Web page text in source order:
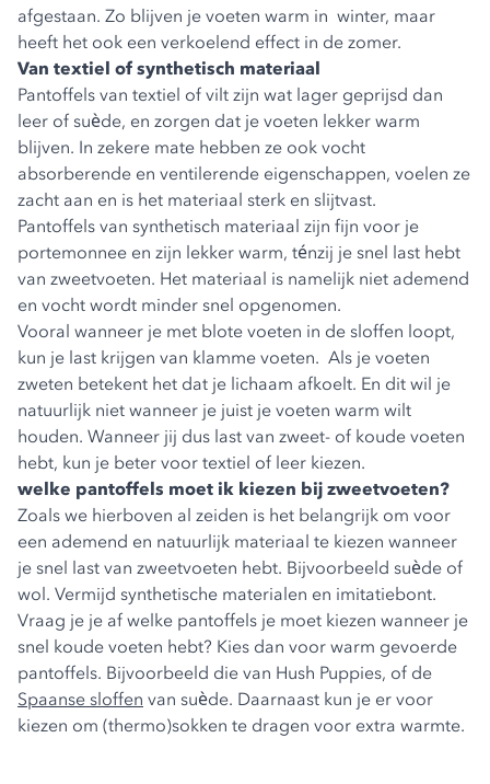
afgestaan. Zo blijven je voeten warm in winter, maar
heeft het ook een verkoelend effect in de zomer.
Van textiel of synthetisch materiaal
Pantoffels van textiel of vilt zijn wat lager geprijsd dan
leer of suède, en zorgen dat je voeten lekker warm
blijven. In zekere mate hebben ze ook vocht
absorberende en ventilerende eigenschappen, voelen ze
zacht aan en is het materiaal sterk en slijtvast.
Pantoffels van synthetisch materiaal zijn fijn voor je
portemonnee en zijn lekker warm, ténzij je snel last hebt
van zweetvoeten. Het materiaal is namelijk niet ademend
en vocht wordt minder snel opgenomen.
Vooral wanneer je met blote voeten in de sloffen loopt,
kun je last krijgen van klamme voeten. Als je voeten
zweten betekent het dat je lichaam afkoelt. En dit wil je
natuurlijk niet wanneer je juist je voeten warm wilt
houden. Wanneer jij dus last van zweet- of koude voeten
hebt, kun je beter voor textiel of leer kiezen.
welke pantoffels moet ik kiezen bij zweetvoeten?
Zoals we hierboven al zeiden is het belangrijk om voor
een ademend en natuurlijk materiaal te kiezen wanneer
je snel last van zweetvoeten hebt. Bijvoorbeeld suède of
wol. Vermijd synthetische materialen en imitatiebont.
Vraag je je af welke pantoffels je moet kiezen wanneer je
snel koude voeten hebt? Kies dan voor warm gevoerde
pantoffels. Bijvoorbeeld die van Hush Puppies, of de
Spaanse sloffen van suède. Daarnaast kun je er voor
kiezen om (thermo)sokken te dragen voor extra warmte.